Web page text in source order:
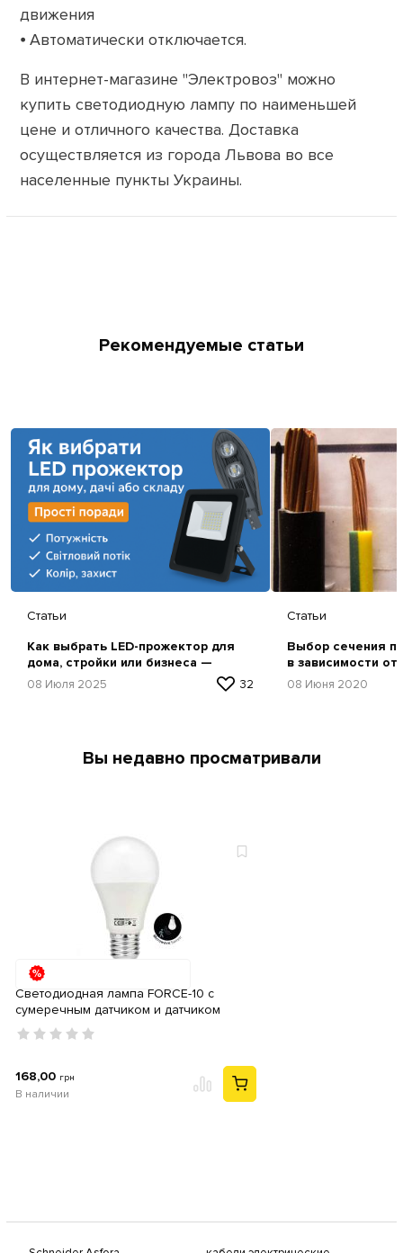
движения
⦁ Автоматически отключается.
В интернет-магазине "Электровоз" можно
купить светодиодную лампу по наименьшей
цене и отличного качества. Доставка
осуществляется из города Львова во все
населенные пункты Украины.
Рекомендуемые статьи
Статьи
Как выбрать LED-прожектор для
дома, стройки или бизнеса —
простая инструкция
08 Июля 2025 32
Статьи
Выбор сечения
в зависимости
08 Июня 2020
Вы недавно просматривали
Светодиодная лампа FORCE-10 с
сумеречным датчиком и датчиком
движения 4200K
168,00 грн
В наличии